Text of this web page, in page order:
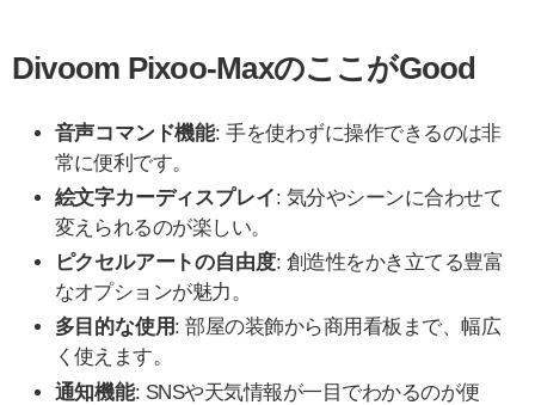
Divoom Pixoo-MaxのここがGood
音声コマンド機能: 手を使わずに操作できるのは非
常に便利です。
絵文字カーディスプレイ: 気分やシーンに合わせて
変えられるのが楽しい。
ピクセルアートの自由度: 創造性をかき立てる豊富
なオプションが魅力。
多目的な使用: 部屋の装飾から商用看板まで、幅広
く使えます。
通知機能: SNSや天気情報が一目でわかるのが便